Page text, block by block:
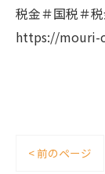
税金＃国税＃
https://mouri-
< 前のページ